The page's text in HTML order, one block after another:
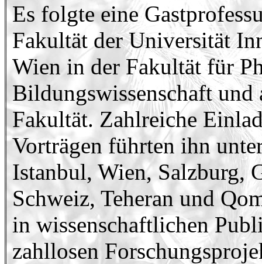
Es folgte eine
Fakultät der Universität
Wien in der Fakultät für
Bildungswissenschaft
Fakultät. Zahlreiche
Vorträgen führten ihn
Istanbul, Wien, Salzburg,
Schweiz, Teheran und
in wissenschaftlichen
zahllosen